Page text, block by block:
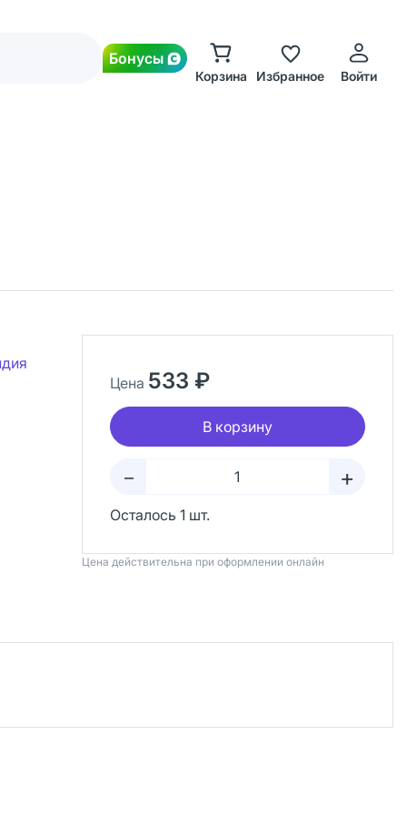
Бонусы
Корзина Избранное Войти
Цена 533 ₽
В корзину
– +
Осталось 1 шт.
Цена действительна при оформлении онлайн